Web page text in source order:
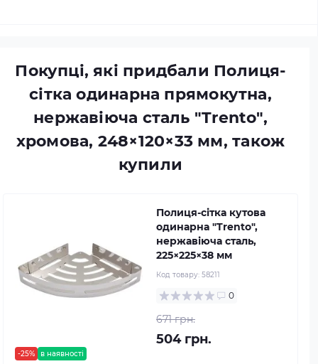
Покупці, які придбали Полиця-
сітка одинарна прямокутна,
нержавіюча сталь "Trento",
хромова, 248×120×33 мм, також
купили
-25% в наявності
Полиця-сітка кутова
одинарна "Trento",
нержавіюча сталь,
225×225×38 мм
Код товару: 58211
0
671 грн.
504 грн.